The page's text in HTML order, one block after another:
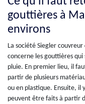
gouttières à
environs
La société Siegler
concerne les gouttières
pluie. En premier lieu, il
partir de plusieurs
ou en plastique. Ensuite, il
peuvent être faits à partir